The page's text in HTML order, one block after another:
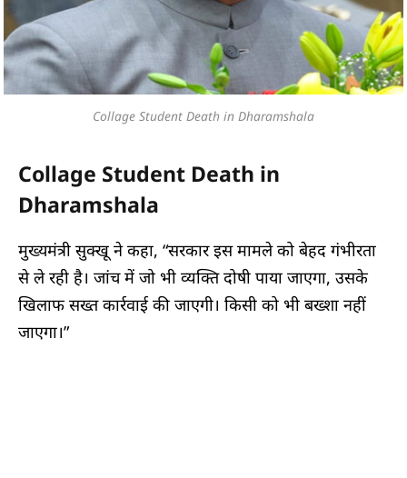
Collage Student Death in Dharamshala
Collage Student Death in
Dharamshala
मुख्यमंत्री सुक्खू ने कहा, “सरकार इस मामले को बेहद गंभीरता
से ले रही है। जांच में जो भी व्यक्ति दोषी पाया जाएगा, उसके
खिलाफ सख्त कार्रवाई की जाएगी। किसी को भी बख्शा नहीं
जाएगा।”